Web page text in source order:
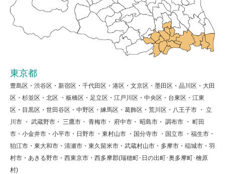
東京都
豊島区・渋谷区・新宿区・千代田区・港区・文京区・墨田区・品川区・大田
区・杉並区・北区 ・板橋区・足立区・江戸川区・中央区・台東区・江東
区・目黒区・世田谷区・中野区・練馬区・葛飾区・荒川区・八王子市 ・ 立
川市 ・ 武蔵野市・ 三鷹市・ 青梅市・ 府中市・ 昭島市・ 調布市 ・ 町田
市・小金井市・小平市・日野市 ・東村山市 ・国分寺市 ・国立市 ・福生市・
狛江市・東大和市・清瀬市・東久留米市・武蔵村山市・多摩市・稲城市・羽
村市・あきる野市・西東京市・西多摩郡(瑞穂町･日の出町･奥多摩町･檜原
村)